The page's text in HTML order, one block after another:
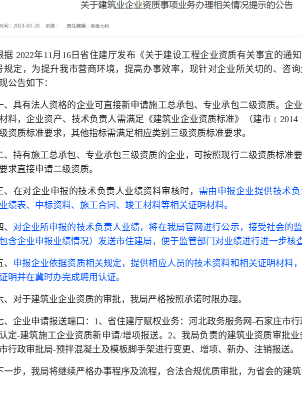
据 2022年11月16日省住建厅发布《关于建设工程企业资质有关事宜的通知
规定，为提升我市营商环境，提高办事效率，现针对企业所关切的、咨
公告如下：
、具有法人资格的企业可直接新申请施工总承包、专业承包二级资质。企
料，企业资产、技术负责人需满足《建筑业企业资质标准》（建市
资质标准要求，其他指标需满足相应类别三级资质标准要求。
、持有施工总承包、专业承包三级资质的企业，可按照现行二级资质标准
求直接申请二级资质。
、在对企业申报的技术负责人业绩资料审核时， 需由申报企业提供技术
绩表、中标资料、施工合同、竣工材料等相关证明材料。
对企业所申报的技术负责人业绩，将在我局官网进行公示，接受社会的
含企业申报业绩情况）发送市住建局，便于监管部门对业绩进行进一步核查
申报企业依据资质相关规定，提供相应人员的技术资料和相关证明材料
明并在冀时办完成聘用认证。
、对于建筑业企业资质的审批，我局严格按照承诺时限办理。
、企业申请报送端口：1、省住建厅赋权业务：河北政务服务网-石家庄市
定-建筑施工企业资质新申请/增项报送。2、我局负责的建筑业资质审批
行政审批局-预拌混凝土及模板脚手架进行变更、增项、新办、注销报送。
一步，我局将继续严格办事程序及流程，合法合规优质审批，为省会的建
石家庄市